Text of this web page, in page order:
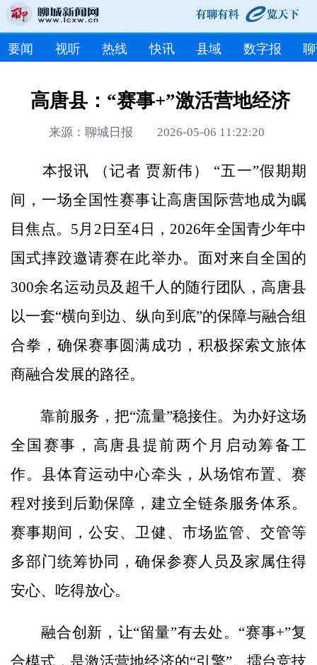
要闻 视听 热线 快讯 县域 数字报
高唐县：“赛事+”激活营地经济
来源：聊城日报 2026-05-06 11:22:20
本报讯 （记者 贾新伟） “五一”假期期
间，一场全国性赛事让高唐国际营地成为瞩
目焦点。5月2日至4日，2026年全国青少年中
国式摔跤邀请赛在此举办。面对来自全国的
300余名运动员及超千人的随行团队，高唐县
以一套“横向到边、纵向到底”的保障与融合组
合拳，确保赛事圆满成功，积极探索文旅体
商融合发展的路径。
靠前服务，把“流量”稳接住。为办好这场
全国赛事，高唐县提前两个月启动筹备工
作。县体育运动中心牵头，从场馆布置、赛
程对接到后勤保障，建立全链条服务体系。
赛事期间，公安、卫健、市场监管、交管等
多部门统筹协同，确保参赛人员及家属住得
安心、吃得放心。
融合创新，让“留量”有去处。“赛事+”复
合模式，是激活营地经济的“引擎”。擂台竞技